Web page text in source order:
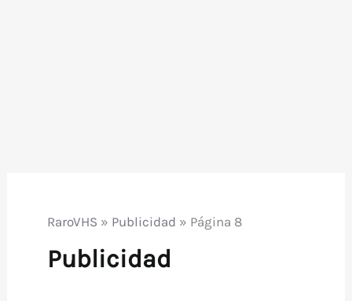
RaroVHS » Publicidad » Página 8
Publicidad